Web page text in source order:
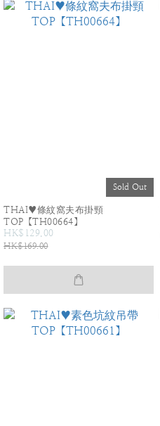
Sold Out
THAI♥條紋窩夫布掛頸
TOP【TH00664】
HK$129.00
HK$169.00